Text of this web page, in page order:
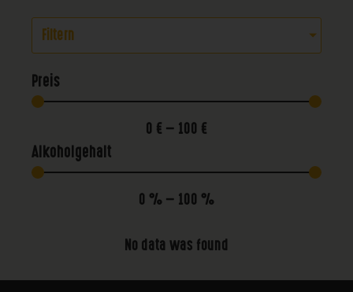
Filtern
Preis
0 € — 100 €
Alkoholgehalt
0 % — 100 %
No data was found